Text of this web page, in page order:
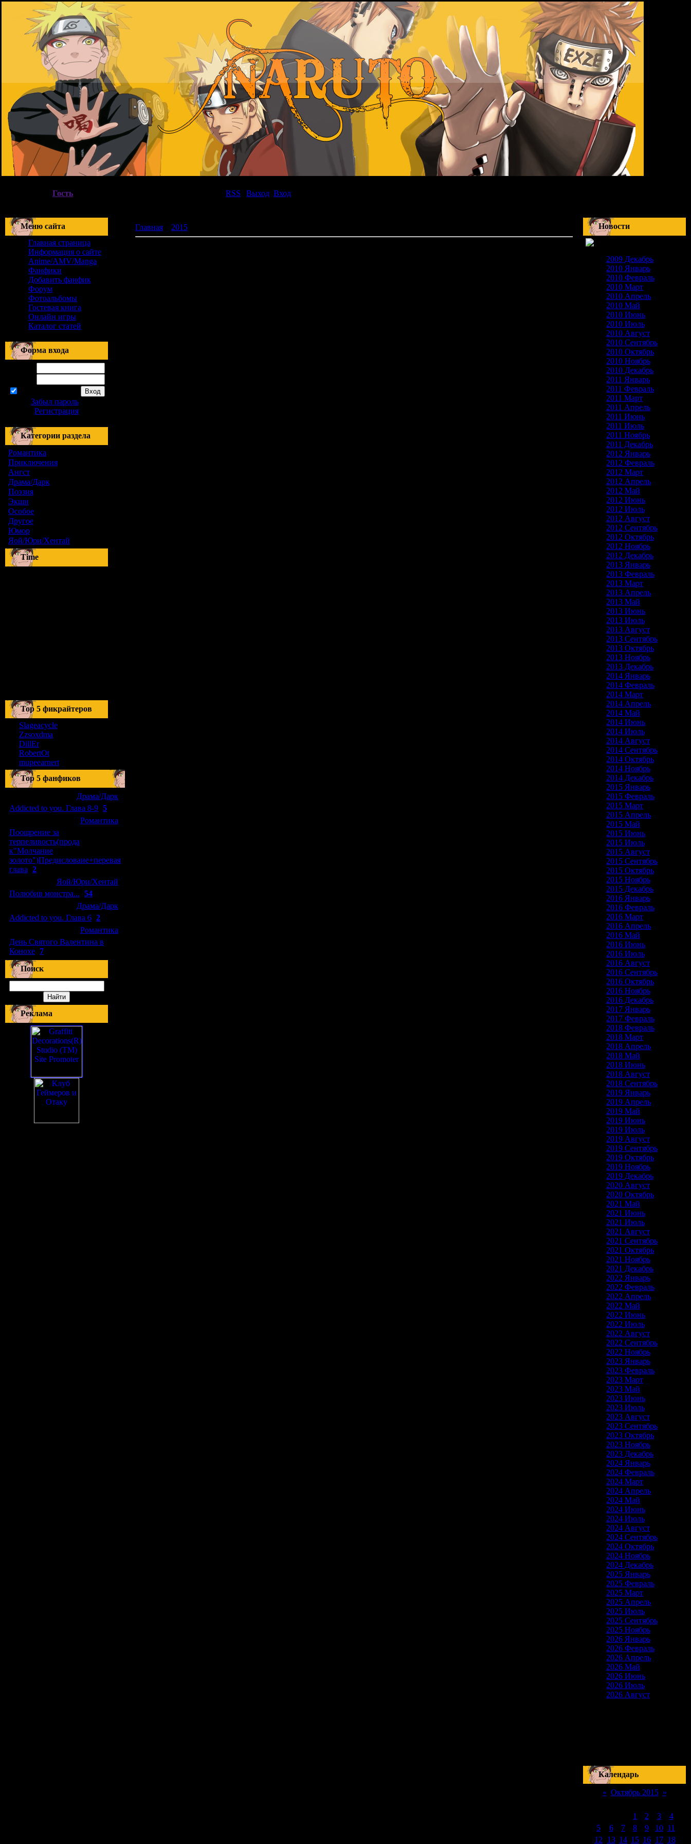
Гость RSS Выход Вход
Меню сайта
Главная страница
Информация о сайте
Anime/AMV/Manga
Фанфики
Добавить фанфик
Форум
Фотоальбомы
Гостевая книга
Онлайн игры
Каталог статей
Форма входа
Забыл пароль
Регистрация
Категории раздела
Романтика
Приключения
Ангст
Драма/Дарк
Поэзия
Экшн
Особое
Другое
Юмор
Яой/Юри/Хентай
Time
Тоp 5 фикрайтеров
Slageacycle
Zzsoxdma
DillEr
RobertOt
mupeearnert
Top 5 фанфиков
Драма/Дарк
Addicted to you. Глава 8-9 5
Романтика
Поощрение за
терпеливость(прода
к"Молчание
золото")Предисловаие+перевая
глава 2
Яой/Юри/Хентай
Полюбив монстра... 54
Драма/Дарк
Addicted to you. Глава 6 2
Романтика
День Святого Валентина в
Конохе 7
Поиск
Реклама
Главная 2015 Новости
2009 Декабрь
2010 Январь
2010 Февраль
2010 Март
2010 Апрель
2010 Май
2010 Июнь
2010 Июль
2010 Август
2010 Сентябрь
2010 Октябрь
2010 Ноябрь
2010 Декабрь
2011 Январь
2011 Февраль
2011 Март
2011 Апрель
2011 Июнь
2011 Июль
2011 Ноябрь
2011 Декабрь
2012 Январь
2012 Февраль
2012 Март
2012 Апрель
2012 Май
2012 Июнь
2012 Июль
2012 Август
2012 Сентябрь
2012 Октябрь
2012 Ноябрь
2012 Декабрь
2013 Январь
2013 Февраль
2013 Март
2013 Апрель
2013 Май
2013 Июнь
2013 Июль
2013 Август
2013 Сентябрь
2013 Октябрь
2013 Ноябрь
2013 Декабрь
2014 Январь
2014 Февраль
2014 Март
2014 Апрель
2014 Май
2014 Июнь
2014 Июль
2014 Август
2014 Сентябрь
2014 Октябрь
2014 Ноябрь
2014 Декабрь
2015 Январь
2015 Февраль
2015 Март
2015 Апрель
2015 Май
2015 Июнь
2015 Июль
2015 Август
2015 Сентябрь
2015 Октябрь
2015 Ноябрь
2015 Декабрь
2016 Январь
2016 Февраль
2016 Март
2016 Апрель
2016 Май
2016 Июнь
2016 Июль
2016 Август
2016 Сентябрь
2016 Октябрь
2016 Ноябрь
2016 Декабрь
2017 Январь
2017 Февраль
2018 Февраль
2018 Март
2018 Апрель
2018 Май
2018 Июнь
2018 Август
2018 Сентябрь
2019 Январь
2019 Апрель
2019 Май
2019 Июнь
2019 Июль
2019 Август
2019 Сентябрь
2019 Октябрь
2019 Ноябрь
2019 Декабрь
2020 Август
2020 Октябрь
2021 Май
2021 Июнь
2021 Июль
2021 Август
2021 Сентябрь
2021 Октябрь
2021 Ноябрь
2021 Декабрь
2022 Январь
2022 Февраль
2022 Апрель
2022 Май
2022 Июнь
2022 Июль
2022 Август
2022 Сентябрь
2022 Ноябрь
2023 Январь
2023 Февраль
2023 Март
2023 Май
2023 Июнь
2023 Июль
2023 Август
2023 Сентябрь
2023 Октябрь
2023 Ноябрь
2023 Декабрь
2024 Январь
2024 Февраль
2024 Март
2024 Апрель
2024 Май
2024 Июнь
2024 Июль
2024 Август
2024 Сентябрь
2024 Октябрь
2024 Ноябрь
2024 Декабрь
2025 Январь
2025 Февраль
2025 Март
2025 Апрель
2025 Июль
2025 Сентябрь
2025 Ноябрь
2026 Январь
2026 Февраль
2026 Апрель
2026 Май
2026 Июнь
2026 Июль
2026 Август
Календарь
« Октябрь 2015 »
1
2 3
4
5
6 7 8 9 10 11
12
13 14 15 16 17 18